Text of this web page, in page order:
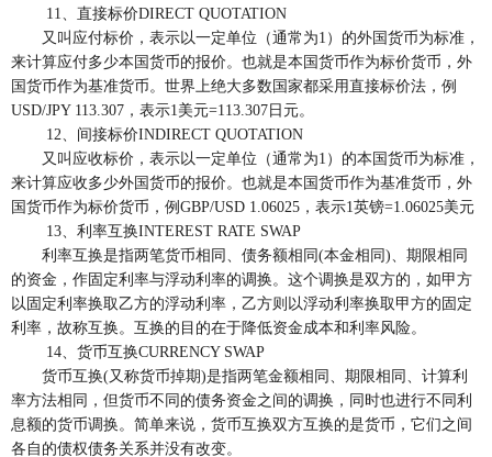
11、直接标价DIRECT QUOTATION
又叫应付标价，表示以一定单位（通常为1）的外国货币为标准，
来计算应付多少本国货币的报价。也就是本国货币作为标价货币，外
国货币作为基准货币。世界上绝大多数国家都采用直接标价法，例
USD/JPY 113.307，表示1美元=113.307日元。
12、间接标价INDIRECT QUOTATION
又叫应收标价，表示以一定单位（通常为1）的本国货币为标准，
来计算应收多少外国货币的报价。也就是本国货币作为基准货币，外
国货币作为标价货币，例GBP/USD 1.06025，表示1英镑=1.06025美元
13、利率互换INTEREST RATE SWAP
利率互换是指两笔货币相同、债务额相同(本金相同)、期限相同
的资金，作固定利率与浮动利率的调换。这个调换是双方的，如甲方
以固定利率换取乙方的浮动利率，乙方则以浮动利率换取甲方的固定
利率，故称互换。互换的目的在于降低资金成本和利率风险。
14、货币互换CURRENCY SWAP
货币互换(又称货币掉期)是指两笔金额相同、期限相同、计算利
率方法相同，但货币不同的债务资金之间的调换，同时也进行不同利
息额的货币调换。简单来说，货币互换双方互换的是货币，它们之间
各自的债权债务关系并没有改变。